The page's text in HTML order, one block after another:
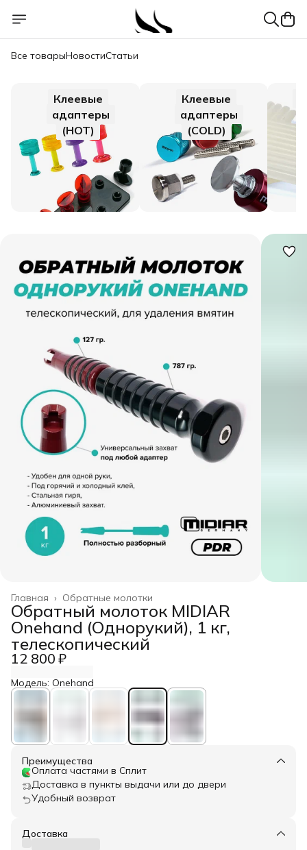
Все товарыНовостиСтатьи
Клеевые
адаптеры
(HOT)
Клеевые
адаптеры
(COLD)
Обратные молотки
Главная ›
Обратный молоток MIDIAR
Onehand (Однорукий), 1 кг,
телескопический
12 800 ₽
Модель: Onehand
Преимущества
Оплата частями в Сплит
Доставка в пункты выдачи или до двери
Удобный возврат
Доставка